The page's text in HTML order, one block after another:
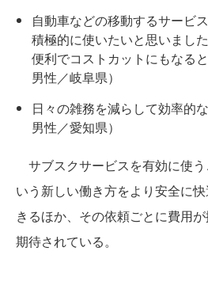
自動車などの移動するサービ
積極的に使いたいと思いまし
便利でコストカットにもなる
男性／岐阜県）
日々の雑務を減らして効率的
男性／愛知県）
サブスクサービスを有効に使
いう新しい働き方をより安全に
きるほか、その依頼ごとに費用
期待されている。